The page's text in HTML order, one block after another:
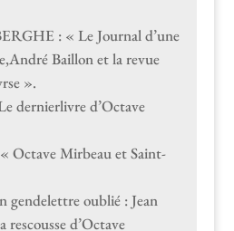
: « Le Jour­nal d’une
Bail­lon et la revue
».
dernier­livre d’Octave
Octave Mir­beau et Saint-
gen­delet­tre oublié : Jean
rescousse d’Octave